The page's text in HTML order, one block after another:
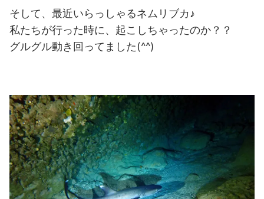
そして、最近いらっしゃるネムリブカ♪
私たちが行った時に、起こしちゃったのか？？
グルグル動き回ってました(^^)